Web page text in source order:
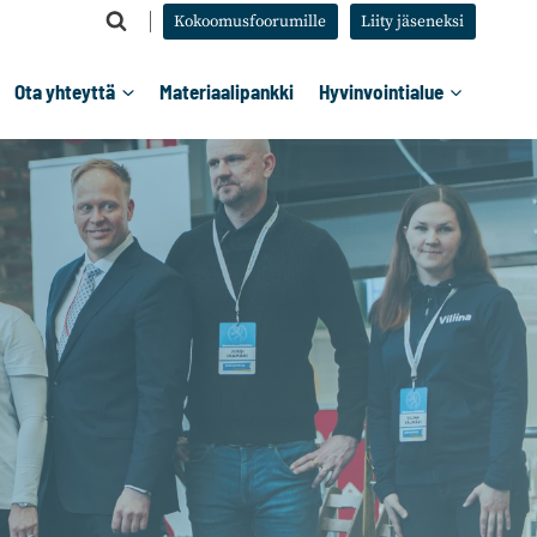
Kokoomusfoorumille Liity jäseneksi
Ota yhteyttä Materiaalipankki Hyvinvointialue